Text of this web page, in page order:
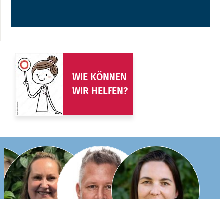
WIE KÖNNEN
WIR HELFEN?